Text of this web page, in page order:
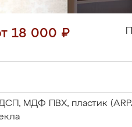
18 000 ₽
МДФ ПВХ, пластик